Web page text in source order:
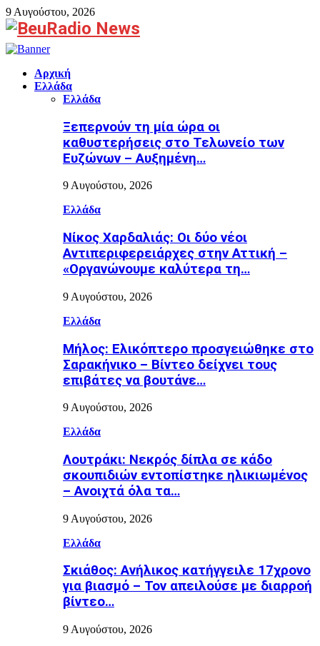
9 Αυγούστου, 2026
Facebook
Αρχική
Ελλάδα
Ελλάδα
Ξεπερνούν τη μία ώρα οι
καθυστερήσεις στο Τελωνείο των
Ευζώνων – Αυξημένη…
9 Αυγούστου, 2026
Ελλάδα
Νίκος Χαρδαλιάς: Οι δύο νέοι
Αντιπεριφερειάρχες στην Αττική –
«Οργανώνουμε καλύτερα τη…
9 Αυγούστου, 2026
Ελλάδα
Μήλος: Ελικόπτερο προσγειώθηκε στο
Σαρακήνικο – Βίντεο δείχνει τους
επιβάτες να βουτάνε…
9 Αυγούστου, 2026
Ελλάδα
Λουτράκι: Νεκρός δίπλα σε κάδο
σκουπιδιών εντοπίστηκε ηλικιωμένος
– Ανοιχτά όλα τα…
9 Αυγούστου, 2026
Ελλάδα
Σκιάθος: Ανήλικος κατήγγειλε 17χρονο
για βιασμό – Τον απειλούσε με διαρροή
βίντεο…
9 Αυγούστου, 2026